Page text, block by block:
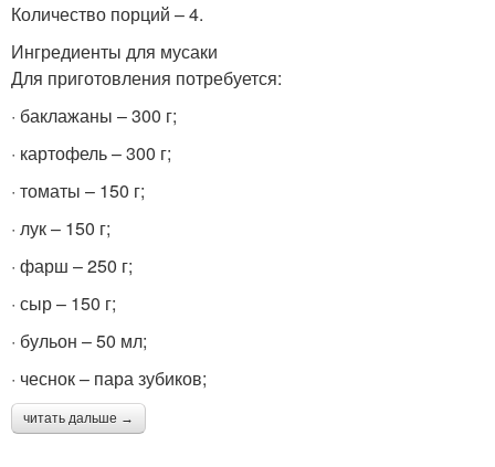
Количество порций – 4.
Ингредиенты для мусаки
Для приготовления потребуется:
· баклажаны – 300 г;
· картофель – 300 г;
· томаты – 150 г;
· лук – 150 г;
· фарш – 250 г;
· сыр – 150 г;
· бульон – 50 мл;
· чеснок – пара зубиков;
читать дальше →